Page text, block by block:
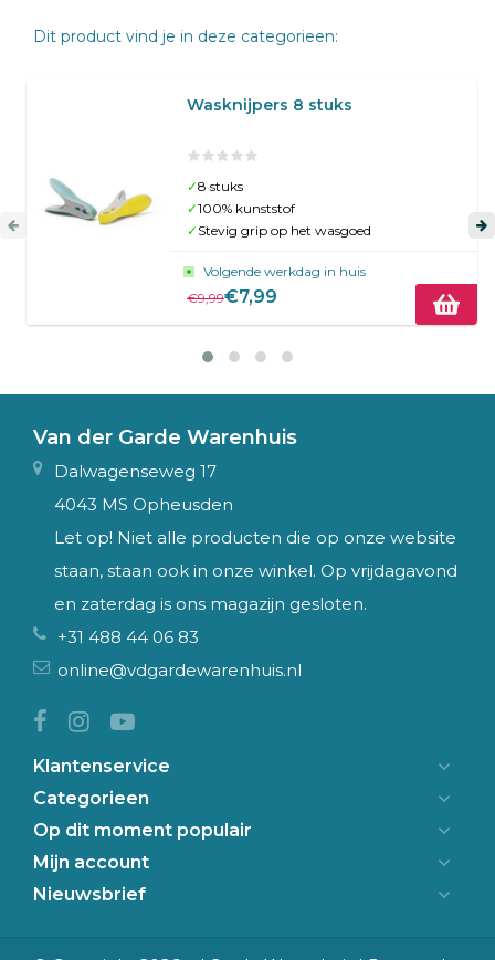
Dit product vind je in deze categorieen:
Wasknijpers 8 stuks
✓8 stuks
✓100% kunststof
✓ Stevig grip op het wasgoed
Volgende werkdag in huis
€9,99€7,99
Van der Garde Warenhuis
Dalwagenseweg 17
4043 MS Opheusden
Let op! Niet alle producten die op onze website
staan, staan ook in onze winkel. Op vrijdagavond
en zaterdag is ons magazijn gesloten.
+31 488 44 06 83
online@vdgardewarenhuis.nl
Klantenservice
Categorieen
Op dit moment populair
Mijn account
Nieuwsbrief